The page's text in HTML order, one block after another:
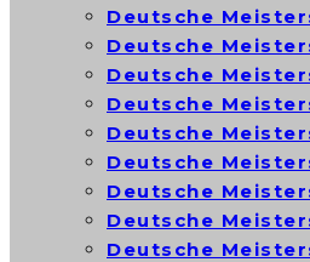
Deutsche
Deutsche
Deutsche
Deutsche
Deutsche
Deutsche
Deutsche
Deutsche
Deutsche